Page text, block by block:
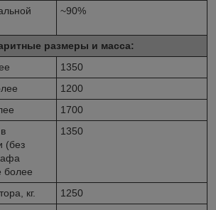
~90%
размеры и масса:
1350
1200
1700
(без
более
1350
кг.
1250